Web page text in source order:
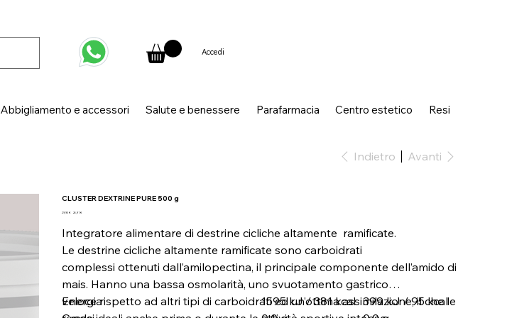
Abbigliamento e accessori Salute e benessere Parafarmacia Centro estetico Resi
Accedi
Indietro Avanti
CLUSTER DEXTRINE PURE 500 g
Prezzo
29,90 €
Prezzo
26,91 €
Integratore alimentare di destrine cicliche altamente ramificate.
Le destrine cicliche altamente ramificate sono carboidrati
complessi ottenuti dall’amilopectina, il principale componente dell’amido di
mais. Hanno una bassa osmolarità, uno svuotamento gastrico
veloce rispetto ad altri tipi di carboidrati ed un’ottima assimilazione, il che le
Energia 1595 kJ / 381 kcal 399 kJ / 95 kcal